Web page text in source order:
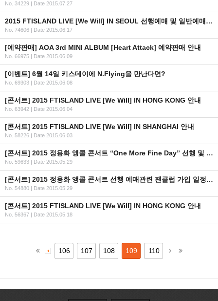
No. 34229 | Date 2015.07.27
2015 FTISLAND LIVE [We Will] IN SEOUL 선행예매 및 일반예매 안내 (인증URL+좌석배치도추가)
No. 74606 | Date 2015.06.17
[예약판매] AOA 3rd MINI ALBUM [Heart Attack] 예약판매 안내
No. 66975 | Date 2015.06.09
[이벤트] 6월 14일 키스데이에 N.Flying을 만난다면?
No. 69303 | Date 2015.06.08
[콘서트] 2015 FTISLAND LIVE [We Will] IN HONG KONG 안내
No. 63942 | Date 2015.06.04
[콘서트] 2015 FTISLAND LIVE [We Will] IN SHANGHAI 안내
No. 58226 | Date 2015.06.03
[콘서트] 2015 정용화 앵콜 콘서트 “One More Fine Day” 선행 및 일반 예매 안내
No. 59633 | Date 2015.05.29
[콘서트] 2015 정용화 앵콜 콘서트 선행 예매관련 팬클럽 가입 일정 안내
No. 54880 | Date 2015.05.29
[콘서트] 2015 FTISLAND LIVE [We Will] IN HONG KONG 안내
No. 56367 | Date 2015.05.18
106 107 108 109 110